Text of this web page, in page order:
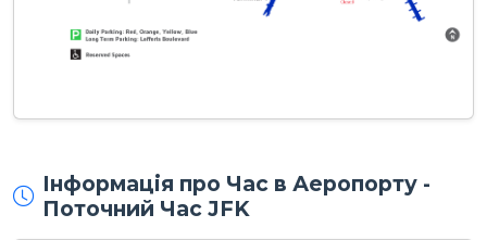
Інформація про Час в Аеропорту -
Поточний Час JFK